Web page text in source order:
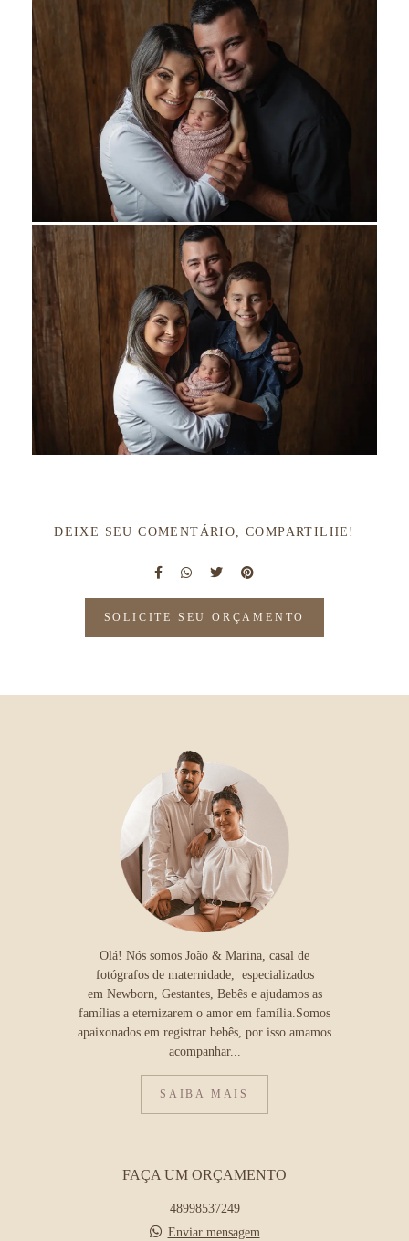
DEIXE SEU COMENTÁRIO, COMPARTILHE!
SOLICITE SEU ORÇAMENTO
Olá! Nós somos João & Marina, casal de
fotógrafos de maternidade, especializados
em Newborn, Gestantes, Bebês e ajudamos as
famílias a eternizarem o amor em família.Somos
apaixonados em registrar bebês, por isso amamos
acompanhar...
SAIBA MAIS
FAÇA UM ORÇAMENTO
48998537249
Enviar mensagem